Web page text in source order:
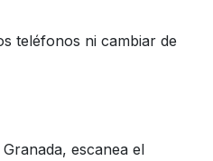
teléfonos ni cambiar de
escanea el